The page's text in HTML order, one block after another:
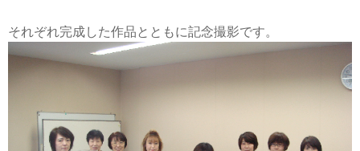
それぞれ完成した作品とともに記念撮影です。